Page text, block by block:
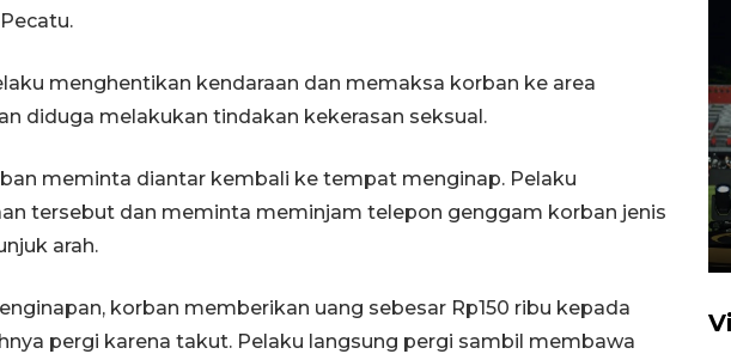
menghentikan kendaraan dan memaksa korban ke area
diduga melakukan tindakan kekerasan seksual.
meminta diantar kembali ke tempat menginap. Pelaku
tersebut dan meminta meminjam telepon genggam korban jenis
arah.
korban memberikan uang sebesar Rp150 ribu kepada
pergi karena takut. Pelaku langsung pergi sambil membawa
Tiga matra TNI unjuk
Trisila Nusantara dalam
latihan di Kepri